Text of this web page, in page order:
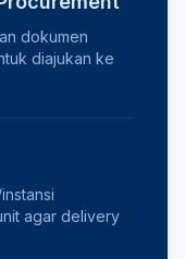
dokumen
diajukan ke
agar delivery